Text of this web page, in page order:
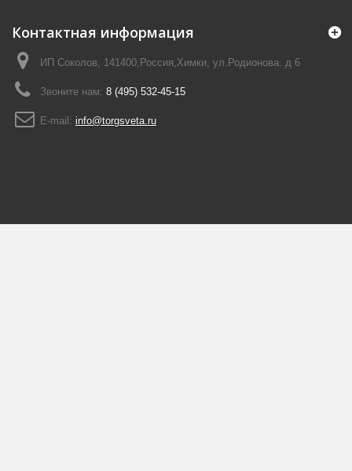
Контактная информация
ИП Соколов, 141400,Россия,Химки, ул.Родионова. д 6
Звоните нам: 8 (495) 532-45-15
E-mail: info@torgsveta.ru